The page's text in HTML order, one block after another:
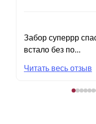
Забор суперрр
встало без по...
Читать весь отзыв